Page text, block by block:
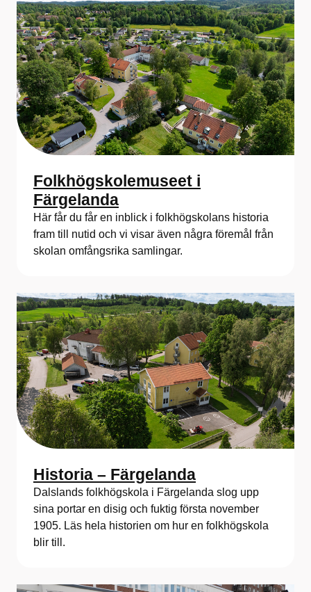
Folkhögskolemuseet i
Färgelanda
Här får du får en inblick i folkhögskolans historia
fram till nutid och vi visar även några föremål från
skolan omfångsrika samlingar.
Historia – Färgelanda
Dalslands folkhögskola i Färgelanda slog upp
sina portar en disig och fuktig första november
1905. Läs hela historien om hur en folkhögskola
blir till.